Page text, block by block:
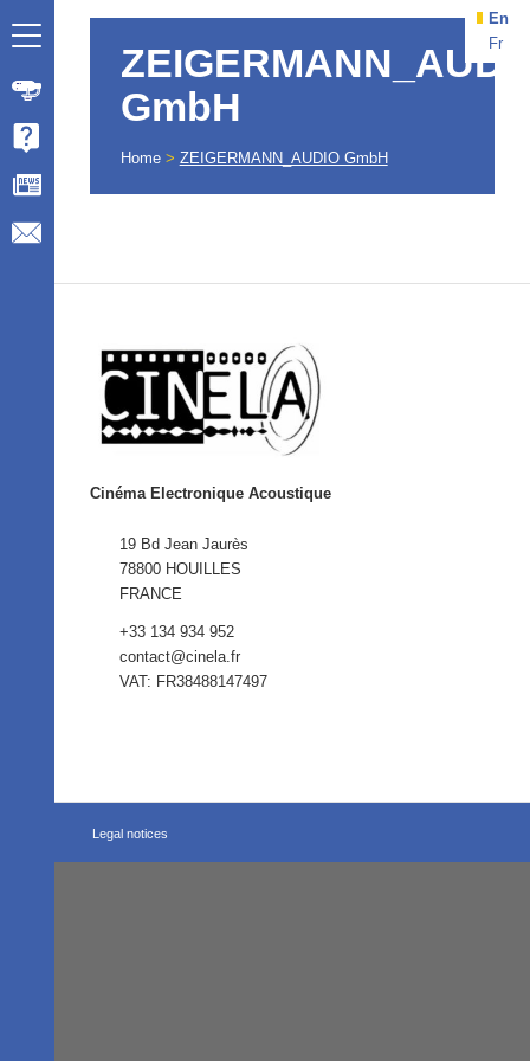
En
Fr
GmbH
Home > ZEIGERMANN_AUDIO GmbH
Cinéma Electronique Acoustique
19 Bd Jean Jaurès
78800 HOUILLES
FRANCE
+33 134 934 952
contact@cinela.fr
VAT: FR38488147497
Legal notices